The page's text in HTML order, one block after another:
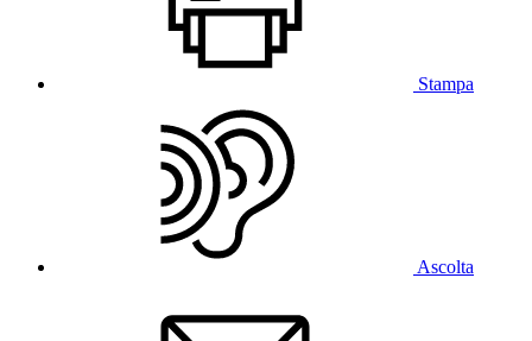
Stampa
Ascolta